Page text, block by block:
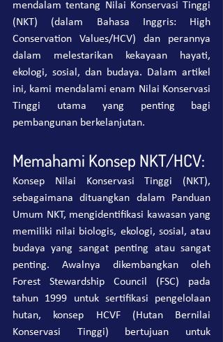
mendalam tentang Nilai Konservasi Tinggi
(NKT) (dalam Bahasa Inggris: High
Conservation Values/HCV) dan perannya
dalam melestarikan kekayaan hayati,
ekologi, sosial, dan budaya. Dalam artikel
ini, kami mendalami enam Nilai Konservasi
Tinggi utama yang penting bagi
pembangunan berkelanjutan.
Memahami Konsep NKT/HCV:
Konsep Nilai Konservasi Tinggi (NKT),
sebagaimana dituangkan dalam Panduan
Umum NKT, mengidentifikasi kawasan yang
memiliki nilai biologis, ekologi, sosial, atau
budaya yang sangat penting atau sangat
penting. Awalnya dikembangkan oleh
Forest Stewardship Council (FSC) pada
tahun 1999 untuk sertifikasi pengelolaan
hutan, konsep HCVF (Hutan Bernilai
Konservasi Tinggi) bertujuan untuk